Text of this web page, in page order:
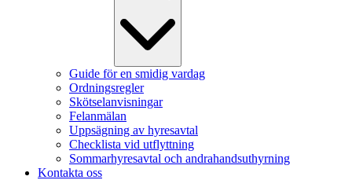
Guide för en smidig vardag
Ordningsregler
Skötselanvisningar
Felanmälan
Uppsägning av hyresavtal
Checklista vid utflyttning
Sommarhyresavtal och andrahandsuthyrning
Kontakta oss